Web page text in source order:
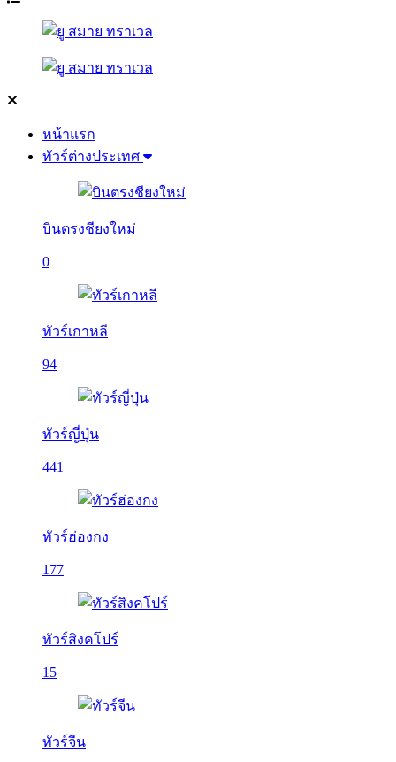
หน้าแรก
ทัวร์ต่างประเทศ
บินตรงชียงใหม่
0
ทัวร์เกาหลี
94
ทัวร์ญี่ปุ่น
441
ทัวร์ฮ่องกง
177
ทัวร์สิงคโปร์
15
ทัวร์จีน